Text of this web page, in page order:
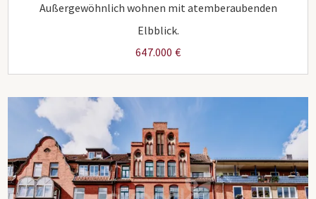
Außergewöhnlich wohnen mit atemberaubenden
Elbblick.
647.000 €